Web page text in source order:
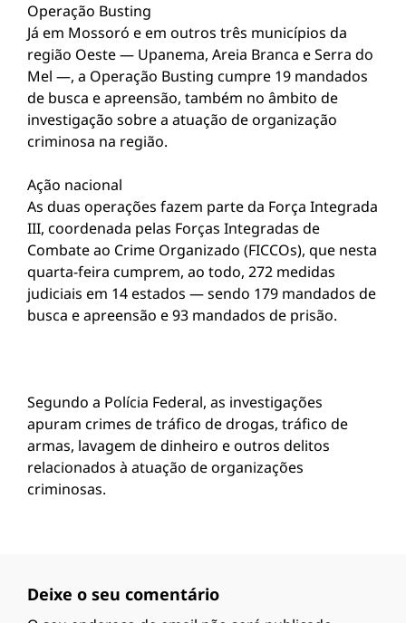
Operação Busting
Já em Mossoró e em outros três municípios da
região Oeste — Upanema, Areia Branca e Serra do
Mel —, a Operação Busting cumpre 19 mandados
de busca e apreensão, também no âmbito de
investigação sobre a atuação de organização
criminosa na região.
Ação nacional
As duas operações fazem parte da Força Integrada
III, coordenada pelas Forças Integradas de
Combate ao Crime Organizado (FICCOs), que nesta
quarta-feira cumprem, ao todo, 272 medidas
judiciais em 14 estados — sendo 179 mandados de
busca e apreensão e 93 mandados de prisão.
Segundo a Polícia Federal, as investigações
apuram crimes de tráfico de drogas, tráfico de
armas, lavagem de dinheiro e outros delitos
relacionados à atuação de organizações
criminosas.
Deixe o seu comentário